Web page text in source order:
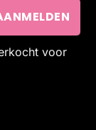
voor